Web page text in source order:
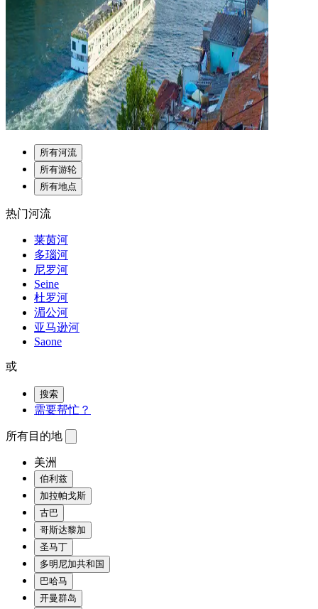
所有河流
所有游轮
所有地点
热门河流
莱茵河
多瑙河
尼罗河
Seine
杜罗河
湄公河
亚马逊河
Saone
或
搜索
需要帮忙？
所有目的地
美洲
伯利兹
加拉帕戈斯
古巴
哥斯达黎加
圣马丁
多明尼加共和国
巴哈马
开曼群岛